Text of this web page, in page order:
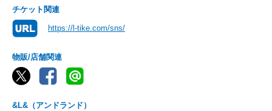
チケット関連
https://l-tike.com/sns/
物販/店舗関連
&L&（アンドランド）